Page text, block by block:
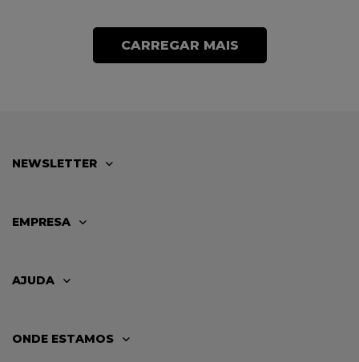
CARREGAR MAIS
NEWSLETTER
EMPRESA
AJUDA
ONDE ESTAMOS